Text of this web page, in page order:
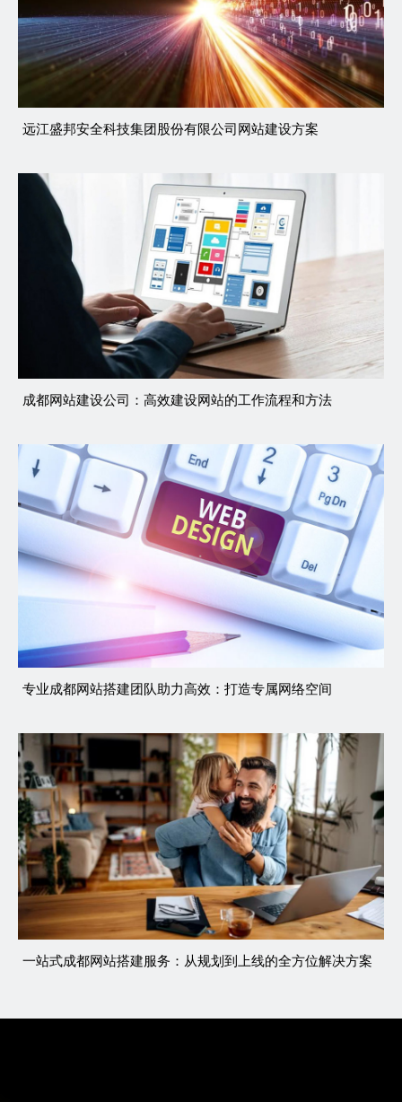
远江盛邦安全科技集团股份有限公司网站建设方案
成都网站建设公司：高效建设网站的工作流程和方法
专业成都网站搭建团队助力高效：打造专属网络空间
一站式成都网站搭建服务：从规划到上线的全方位解决方案